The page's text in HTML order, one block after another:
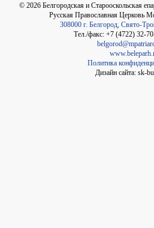
© 2026 Белгородская и Старооскольская
Русская Православная Церковь
308000 г. Белгород, Свято-
Тел./факс: +7 (4722) 32-
Политика
Дизайн сайта: sk-